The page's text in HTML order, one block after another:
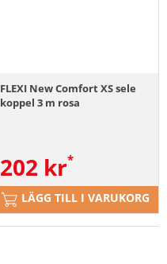
FLEXI New Comfort XS sele
koppel 3 m rosa
202 kr
LÄGG TILL I VARUKORG